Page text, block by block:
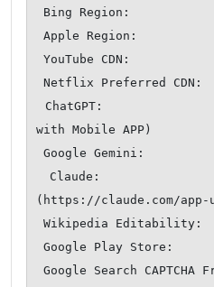
with Mobile APP)
(https://claude.com/